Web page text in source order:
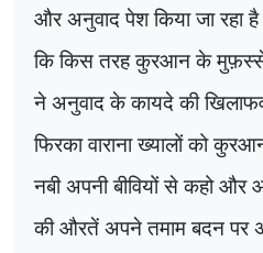
और अनुवाद पेश किया जा रहा
कि किस तरह कुरआन के
ने अनुवाद के कायदे की
फिरका वाराना ख्यालों को
नबी अपनी बीवियों से कहो और
की औरतें अपने तमाम बदन पर